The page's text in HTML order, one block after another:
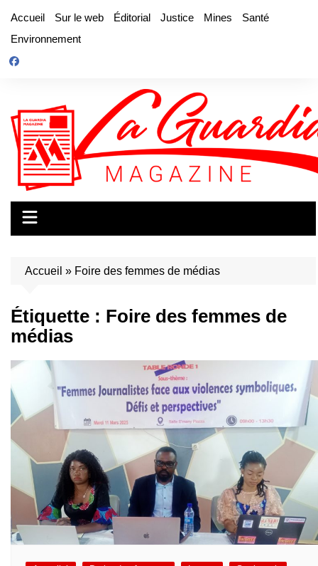
contenu
Accueil Sur le web Éditorial Justice Mines
Santé
Environnement
Accueil » Foire des femmes de médias
Étiquette : Foire des femmes de
médias